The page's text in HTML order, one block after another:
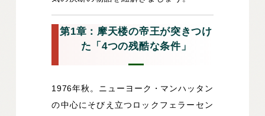
第1章：摩天楼の帝王が突きつけ
た「4つの残酷な条件」
1976年秋。ニューヨーク・マンハッタン
の中心にそびえ立つロックフェラーセン